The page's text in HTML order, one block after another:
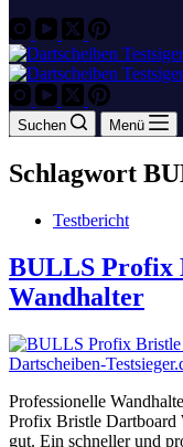
Suchen Menü
Schlagwort
Testbericht
BULLS Profix
Wandhalter
Professionelle
Profix Bristle
gut. Ein schneller und